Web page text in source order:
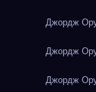
Джордж
Джордж
Джордж